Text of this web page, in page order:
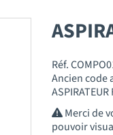
Réf.
Ancien code
Merci de
pouvoir